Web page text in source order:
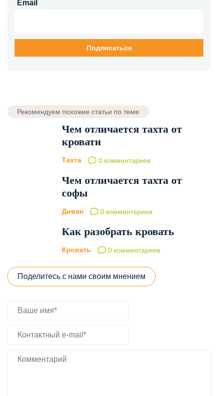
Email
Рекомендуем похожие статьи по теме
Чем отличается тахта от
кровати
Тахта 0 комментариев
Чем отличается тахта от
софы
Диван 0 комментариев
Как разобрать кровать
Кровать 0 комментариев
Поделитесь с нами своим мнением